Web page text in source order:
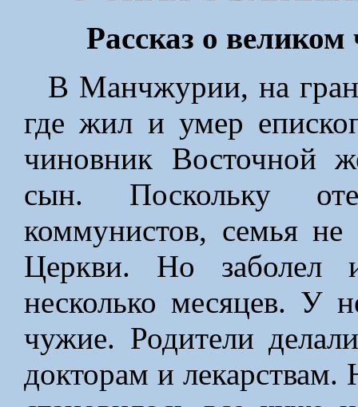
Рассказ о
В Манчжурии, на
где жил и умер
чиновник Восточной
сын. Поскольку
коммунистов, семья не
Церкви. Но заболел
несколько месяцев. У
чужие. Родители
докторам и